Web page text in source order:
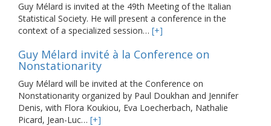
Guy Mélard is invited at the 49th Meeting of the Italian
Statistical Society. He will present a conference in the
context of a specialized session… [+]
Guy Mélard invité à la Conference on
Nonstationarity
Guy Mélard will be invited at the Conference on
Nonstationarity organized by Paul Doukhan and Jennifer
Denis, with Flora Koukiou, Eva Loecherbach, Nathalie
Picard, Jean-Luc… [+]